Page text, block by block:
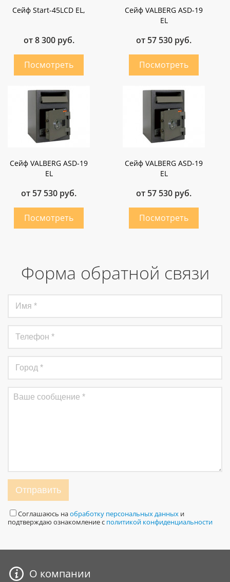
Сейф Start-45LCD EL,
от 8 300 руб.
Сейф VALBERG ASD-19
EL
от 57 530 руб.
Сейф VALBERG ASD-19
EL
от 57 530 руб.
Сейф VALBERG ASD-19
EL
от 57 530 руб.
Форма обратной связи
Отправить
Соглашаюсь наобработку персональных данных и
подтверждаю ознакомление с политикой конфиденциальности
О компании